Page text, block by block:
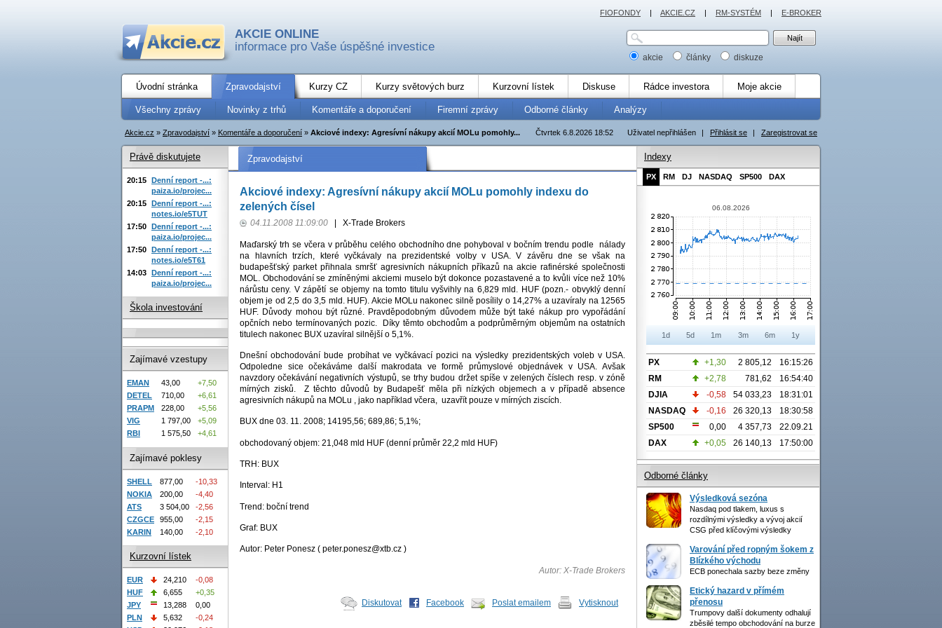
AKCIE ONLINE
informace pro Vaše úspěšné investice
akcie články diskuze
Úvodní stránka Zpravodajství Kurzy CZ Kurzy světových burz Kurzovní lístek Diskuse Rádce investora Moje akcie
Všechny zprávy Novinky z trhů Komentáře a doporučení Firemní zprávy Odborné články Analýzy
Uživatel nepřihlášen | Přihlásit se | Zaregistrovat se
Čtvrtek 6.8.2026 18:52
Akcie.cz » Zpravodajství » Komentáře a doporučení » Akciové indexy: Agresívní nákupy akcií MOLu pomohly...
Zpravodajství
Akciové indexy: Agresívní nákupy akcií MOLu pomohly indexu do
zelených čísel
04.11.2008 11:09:00 X-Trade Brokers
Maďarský trh se včera v průběhu celého obchodního dne pohyboval v bočním trendu podle nálady
na hlavních trzích, které vyčkávaly na prezidentské volby v USA. V závěru dne se však na
budapešťský parket přihnala smršť agresivních nákupních příkazů na akcie rafinérské společnosti
MOL. Obchodování se zmíněnými akciemi muselo být dokonce pozastavené a to kvůli více než 10%
nárůstu ceny. V zápětí se objemy na tomto titulu vyšvihly na 6,829 mld. HUF (pozn.- obvyklý denní
objem je od 2,5 do 3,5 mld. HUF). Akcie MOLu nakonec silně posílily o 14,27% a uzavíraly na 12565
HUF. Důvody mohou být různé. Pravděpodobným důvodem může být také nákup pro vypořádání
opčních nebo termínovaných pozic. Díky těmto obchodům a podprůměrným objemům na ostatních
titulech nakonec BUX uzavíral silnější o 5,1%.
Dnešní obchodování bude probíhat ve vyčkávací pozici na výsledky prezidentských voleb v USA.
Odpoledne sice očekáváme další makrodata ve formě průmyslové objednávek v USA. Avšak
navzdory očekávání negativních výstupů, se trhy budou držet spíše v zelených číslech resp. v zóně
mírných zisků. Z těchto důvodů by Budapešť měla při nízkých objemech a v případě absence
agresivních nákupů na MOLu , jako například včera, uzavřít pouze v mírných ziscích.
BUX dne 03. 11. 2008; 14195,56; 689,86; 5,1%;
obchodovaný objem: 21,048 mld HUF (denní průměr 22,2 mld HUF)
TRH: BUX
Interval: H1
Trend: boční trend
Graf: BUX
Autor: Peter Ponesz ( peter.ponesz@xtb.cz )
Autor: X-Trade Brokers
Diskutovat Facebook Poslat emailem Vytisknout
Právě diskutujete
20:15 Denní report -...:
paiza.io/projec...
20:15 Denní report -...:
notes.io/e5TUT
17:50 Denní report -...:
paiza.io/projec...
17:50 Denní report -...:
notes.io/e5T61
14:03 Denní report -...:
paiza.io/projec...
Škola investování
Zajímavé vzestupy
EMAN 43,00
+7,50
DETEL
710,00
+6,61
PRAPM
228,00
+5,56
VIG
1 797,00
+5,09
RBI
1 575,50 +4,61
Zajímavé poklesy
SHELL 877,00
-10,33
NOKIA
200,00
-4,40
ATS
3 504,00
-2,56
CZGCE
955,00
-2,15
KARIN
140,00 -2,10
Kurzovní lístek
EUR 24,210
-0,08
HUF
6,655
+0,35
JPY
13,288
0,00
PLN
5,632
-0,24
Indexy
PX RM DJ NASDAQ SP500 DAX
06.08.2026
1d 5d 1m 3m 6m 1y
PX +1,30 2 805,12
16:15:26
RM
+2,78 781,62
16:54:40
DJIA
-0,58 54 033,23
18:31:01
NASDAQ
-0,16 26 320,13
18:30:58
SP500
0,00 4 357,73
22.09.21
DAX
+0,05 26 140,13 17:50:00
Odborné články
Výsledková sezóna
Nasdaq pod tlakem, luxus s
rozdílnými výsledky a vývoj akcií
CSG před klíčovými výsledky
Varování před ropným šokem z
Blízkého východu
ECB ponechala sazby beze změny
Etický hazard v přímém
přenosu
Trumpovy další dokumenty odhalují
zběsilé tempo obchodování na burze
FIOFONDY | AKCIE.CZ | RM-SYSTÉM | E-BROKER